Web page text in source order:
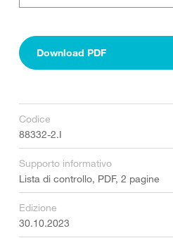
Download PDF
Codice
88332-2.I
Supporto informativo
Lista di controllo, PDF, 2 pagine
Edizione
30.10.2023